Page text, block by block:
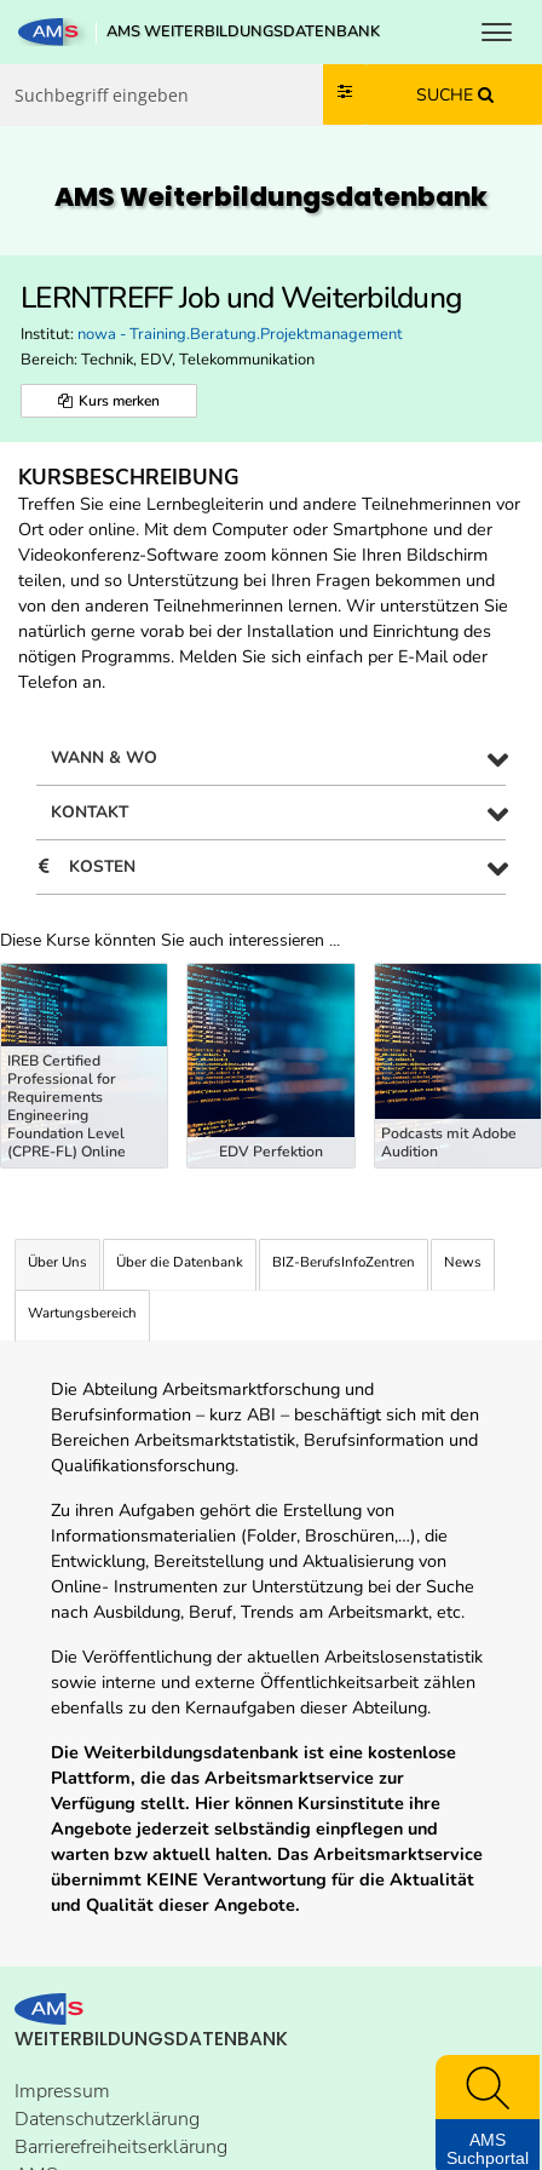
Zum Inhalt springen
Zum Navmenü springen
Zur Suche springen
Zur Footer springen
AMS WEITERBILDUNGSDATENBANK
SUCHE
AMS Weiterbildungs­datenbank
LERNTREFF Job und Weiterbildung
Institut: nowa - Training.Beratung.Projektmanagement
Bereich: Technik, EDV, Telekommunikation
Kurs merken
KURSBESCHREIBUNG
Treffen Sie eine Lernbegleiterin und andere Teilnehmerinnen vor
Ort oder online. Mit dem Computer oder Smartphone und der
Videokonferenz-Software zoom können Sie Ihren Bildschirm
teilen, und so Unterstützung bei Ihren Fragen bekommen und
von den anderen Teilnehmerinnen lernen. Wir unterstützen Sie
natürlich gerne vorab bei der Installation und Einrichtung des
nötigen Programms. Melden Sie sich einfach per E-Mail oder
Telefon an.
WANN & WO
KONTAKT
KOSTEN
Diese Kurse könnten Sie auch interessieren ...
Uber Weiterbildungsvorschläge
IREB Certified
Professional for
Requirements
Engineering
Foundation Level
(CPRE-FL) Online
EDV Perfektion
Podcasts mit Adobe
Audition
Über Uns Über die Datenbank BIZ-BerufsInfoZentren News
Wartungsbereich
Die Abteilung Arbeitsmarktforschung und
Berufsinformation – kurz ABI – beschäftigt sich mit den
Bereichen Arbeitsmarktstatistik, Berufsinformation und
Qualifikationsforschung.
Zu ihren Aufgaben gehört die Erstellung von
Informationsmaterialien (Folder, Broschüren,…), die
Entwicklung, Bereitstellung und Aktualisierung von
Online- Instrumenten zur Unterstützung bei der Suche
nach Ausbildung, Beruf, Trends am Arbeitsmarkt, etc.
Die Veröffentlichung der aktuellen Arbeitslosenstatistik
sowie interne und externe Öffentlichkeitsarbeit zählen
ebenfalls zu den Kernaufgaben dieser Abteilung.
Die Weiterbildungsdatenbank ist eine kostenlose
Plattform, die das Arbeitsmarktservice zur
Verfügung stellt. Hier können Kursinstitute ihre
Angebote jederzeit selbständig einpflegen und
warten bzw aktuell halten. Das Arbeitsmarktservice
übernimmt KEINE Verantwortung für die Aktualität
und Qualität dieser Angebote.
WEITERBILDUNGSDATENBANK
Impressum
Datenschutzerklärung
Barrierefreiheitserklärung
AMS
Suchportal